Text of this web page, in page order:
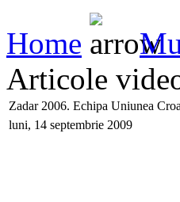
Home
Articole
Zadar 2006. Echipa Uniunea
luni, 14 septembrie 2009